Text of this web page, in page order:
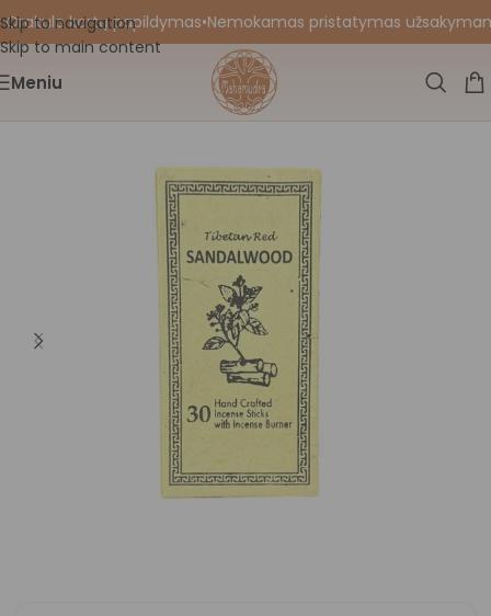
Skip to navigation
Skip to main content
kortų papildymas•Nemokamas pristatymas
Meniu